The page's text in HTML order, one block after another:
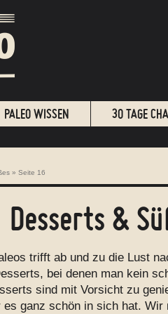
PALEO WISSEN 30 TAGE
» Seite 16
Desserts &
trifft ab und zu die Lust
bei denen man kein
sind mit Vorsicht zu
es ganz schön in sich hat. Wir